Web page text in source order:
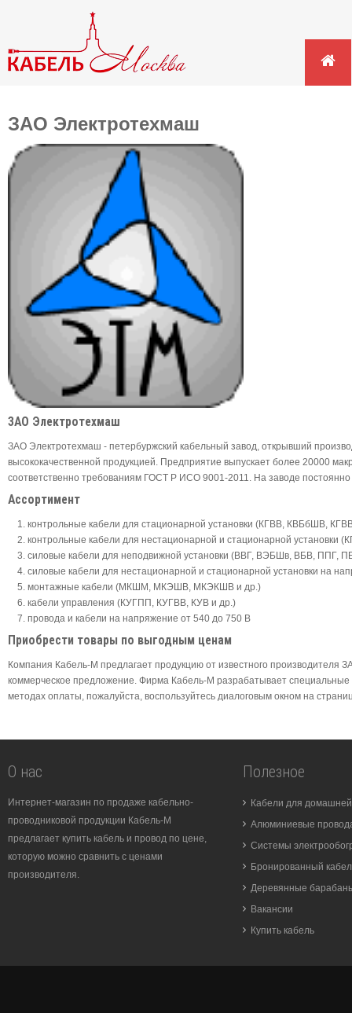
ЗАО Электротехмаш
ЗАО Электротехмаш
ЗАО Электротехмаш - петербуржский кабельный завод, открывший
высококачественной продукцией. Предприятие выпускает более 20000
соответственно требованиям ГОСТ Р ИСО 9001-2011. На заводе
Ассортимент
контрольные кабели для стационарной установки (КГВВ, КВБбШВ,
контрольные кабели для нестационарной и стационарной
силовые кабели для неподвижной установки (ВВГ, ВЭБШв, ВБВ, ППГ,
силовые кабели для нестационарной и стационарной установки на
монтажные кабели (МКШМ, МКЭШВ, МКЭКШВ и др.)
кабели управления (КУГПП, КУГВВ, КУВ и др.)
провода и кабели на напряжение от 540 до 750 В
Приобрести товары по выгодным ценам
Компания Кабель-М предлагает продукцию от известного
коммерческое предложение. Фирма Кабель-М разрабатывает
методах оплаты, пожалуйста, воспользуйтесь диалоговым окном на
О нас
Интернет-магазин по продаже кабельно-
проводниковой продукции Кабель-М
предлагает купить кабель и провод по цене,
которую можно сравнить с ценами
производителя.
Полезное
Кабели для
Алюминиевые
Системы
Бронированный
Деревянные
Вакансии
Купить кабель